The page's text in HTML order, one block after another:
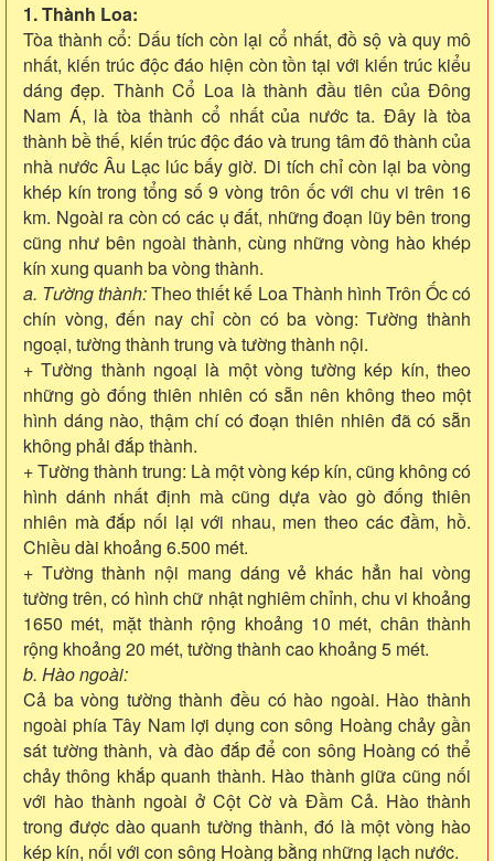
1. Thành Loa:
Tòa thành cổ: Dấu tích còn lại cổ nhất, đồ sộ và quy mô
nhất, kiến trúc độc đáo hiện còn tồn tại với kiến trúc kiểu
dáng đẹp. Thành Cổ Loa là thành đầu tiên của Đông
Nam Á, là tòa thành cổ nhất của nước ta. Đây là tòa
thành bề thế, kiến trúc độc đáo và trung tâm đô thành của
nhà nước Âu Lạc lúc bấy giờ. Di tích chỉ còn lại ba vòng
khép kín trong tổng số 9 vòng trôn ốc với chu vi trên 16
km. Ngoài ra còn có các ụ đất, những đoạn lũy bên trong
cũng như bên ngoài thành, cùng những vòng hào khép
kín xung quanh ba vòng thành.
a. Tường thành:Theo thiết kế Loa Thành hình Trôn Ốc có
chín vòng, đến nay chỉ còn có ba vòng: Tường thành
ngoại, tường thành trung và tường thành nội.
+ Tường thành ngoại là một vòng tường kép kín, theo
những gò đống thiên nhiên có sẵn nên không theo một
hình dáng nào, thậm chí có đoạn thiên nhiên đã có sẵn
không phải đắp thành.
+ Tường thành trung: Là một vòng kép kín, cũng không có
hình dánh nhất định mà cũng dựa vào gò đống thiên
nhiên mà đắp nối lại với nhau, men theo các đầm, hồ.
Chiều dài khoảng 6.500 mét.
+ Tường thành nội mang dáng vẻ khác hẳn hai vòng
tường trên, có hình chữ nhật nghiêm chỉnh, chu vi khoảng
1650 mét, mặt thành rộng khoảng 10 mét, chân thành
rộng khoảng 20 mét, tường thành cao khoảng 5 mét.
b. Hào ngoài:
Cả ba vòng tường thành đều có hào ngoài. Hào thành
ngoài phía Tây Nam lợi dụng con sông Hoàng chảy gần
sát tường thành, và đào đắp để con sông Hoàng có thể
chảy thông khắp quanh thành. Hào thành giữa cũng nối
với hào thành ngoài ở Cột Cờ và Đầm Cả. Hào thành
trong được dào quanh tường thành, đó là một vòng hào
kép kín, nối với con sông Hoàng bằng những lạch nước.